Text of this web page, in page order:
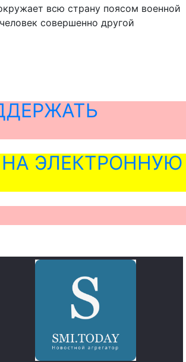
всю страну поясом военной
совершенно другой
ЭЛЕКТРОННУЮ